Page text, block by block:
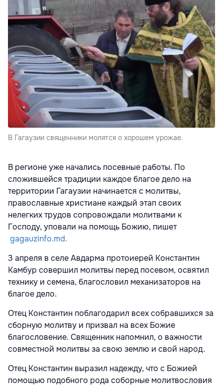
В Гагаузии священники молятся о хорошем урожае.
В регионе уже начались посевные работы. По
сложившейся традиции каждое благое дело на
территории Гагаузии начинается с молитвы,
православные христиане каждый этап своих
нелегких трудов сопровождали молитвами к
Господу, уповали на помощь Божию, пишет
gagauzinfo.md.
3 апреля в селе Авдарма протоиерей Константин
Камбур совершил молитвы перед посевом, освятил
технику и семена, благословил механизаторов на
благое дело.
Отец Константин поблагодарил всех собравшихся за
сборную молитву и призвал на всех Божие
благословение. Священник напомнил, о важности
совместной молитвы за свою землю и свой народ.
Отец Константин выразил надежду, что с Божией
помощью подобного рода соборные молитвословия